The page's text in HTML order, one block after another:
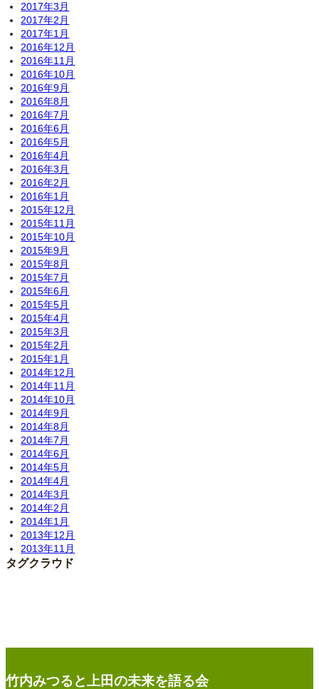
2017年3月
2017年2月
2017年1月
2016年12月
2016年11月
2016年10月
2016年9月
2016年8月
2016年7月
2016年6月
2016年5月
2016年4月
2016年3月
2016年2月
2016年1月
2015年12月
2015年11月
2015年10月
2015年9月
2015年8月
2015年7月
2015年6月
2015年5月
2015年4月
2015年3月
2015年2月
2015年1月
2014年12月
2014年11月
2014年10月
2014年9月
2014年8月
2014年7月
2014年6月
2014年5月
2014年4月
2014年3月
2014年2月
2014年1月
2013年12月
2013年11月
タグクラウド
竹内みつると上田の未来を語る会